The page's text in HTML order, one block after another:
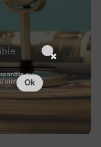
ou
entre la fin de
Ok